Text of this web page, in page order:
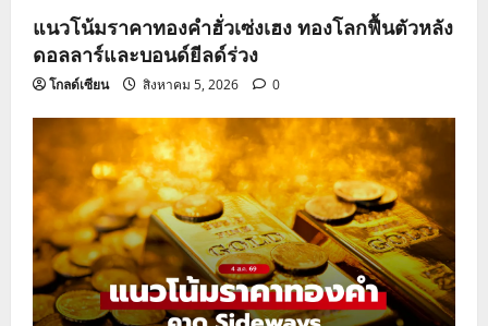
แนวโน้มราคาทองคำฮั่วเซ่งเฮง ทองโลกฟื้นตัวหลัง
ดอลลาร์และบอนด์ยีลด์ร่วง
โกลด์เซียน สิงหาคม 5, 2026 0